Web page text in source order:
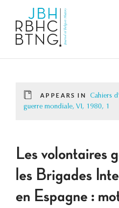
APPEARS IN
Cahiers
guerre mondiale, VI, 1980, 1
Les volontaires
les Brigades
en Espagne :